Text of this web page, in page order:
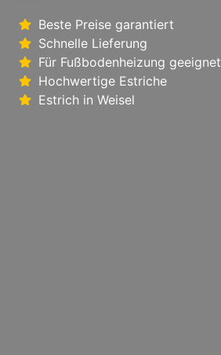
Beste Preise garantiert
Schnelle Lieferung
Für Fußbodenheizung geeignet
Hochwertige Estriche
Estrich in Weisel